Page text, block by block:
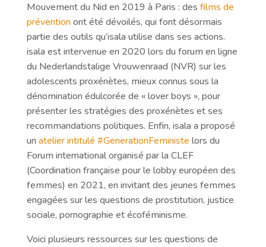
Mouvement du Nid en 2019 à Paris : des films de
préventionont été dévoilés, qui font désormais
partie des outils qu’isala utilise dans ses actions.
isala est intervenue en 2020 lors du forum en ligne
du Nederlandstalige Vrouwenraad (NVR) sur les
adolescents proxénètes, mieux connus sous la
dénomination édulcorée de « lover boys », pour
présenter les stratégies des proxénètes et ses
recommandations politiques. Enfin, isala a proposé
un atelier intitulé #GenerationFeministe lors du
Forum international organisé par la CLEF
(Coordination française pour le lobby européen des
femmes) en 2021, en invitant des jeunes femmes
engagées sur les questions de prostitution, justice
sociale, pornographie et écoféminisme.
Voici plusieurs ressources sur les questions de